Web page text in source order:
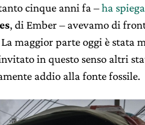
cinque anni fa –ha
, di Ember – avevamo di
maggior parte oggi è stata
in questo senso altri
addio alla fonte fossile.